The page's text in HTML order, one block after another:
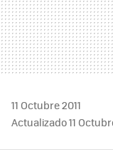
11 Octubre 2011
Actualizado 11